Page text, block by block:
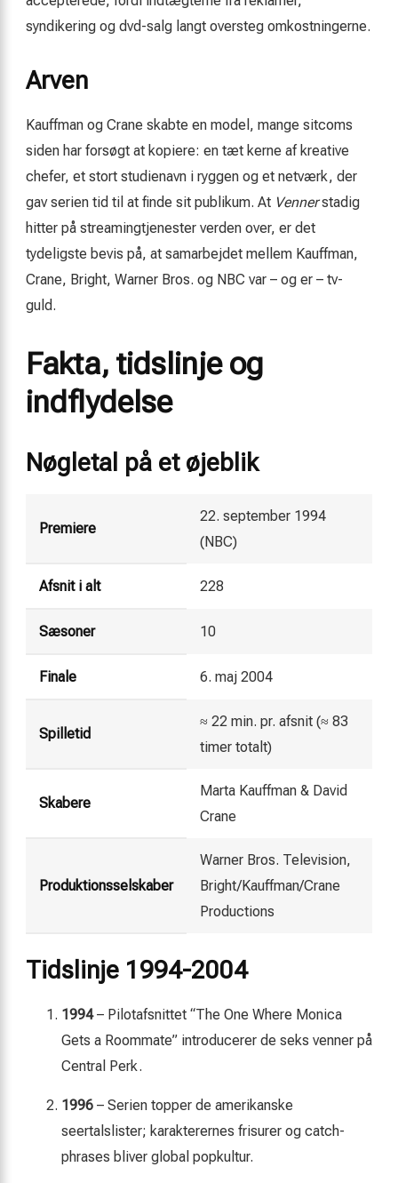
syndikering og dvd-salg langt oversteg omkostningerne.
Arven
Kauffman og Crane skabte en model, mange sitcoms
siden har forsøgt at kopiere: en tæt kerne af kreative
chefer, et stort studienavn i ryggen og et netværk, der
gav serien tid til at finde sit publikum. At Vennerstadig
hitter på streamingtjenester verden over, er det
tydeligste bevis på, at samarbejdet mellem Kauffman,
Crane, Bright, Warner Bros. og NBC var – og er – tv-
guld.
Fakta, tidslinje og
indflydelse
Nøgletal på et øjeblik
Premiere
22. september 1994
(NBC)
Afsnit i alt 228
Sæsoner 10
Finale 6. maj 2004
Spilletid
≈ 22 min. pr. afsnit (≈ 83
timer totalt)
Skabere
Marta Kauffman & David
Crane
Produktionsselskaber
Warner Bros. Television,
Bright/Kauffman/Crane
Productions
Tidslinje 1994-2004
1994– Pilotafsnittet “The One Where Monica
Gets a Roommate” introducerer de seks venner på
Central Perk.
1996 – Serien topper de amerikanske
seertalslister; karakterernes frisurer og catch-
phrases bliver global popkultur.